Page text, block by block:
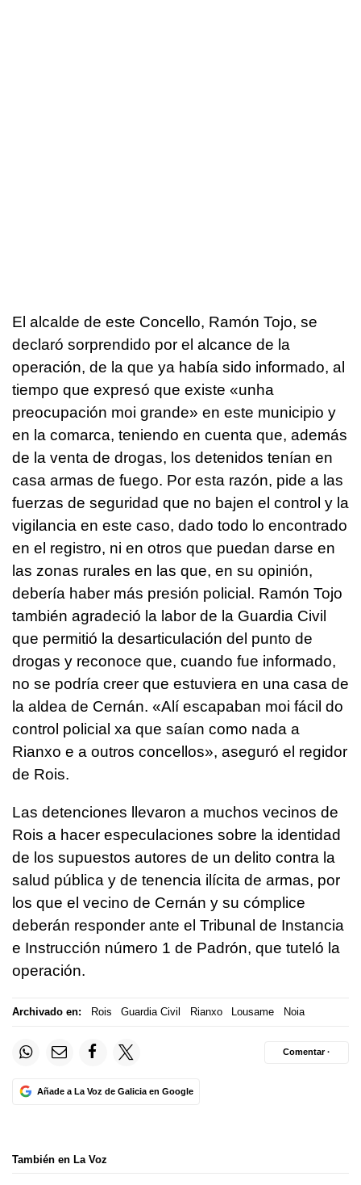
El alcalde de este Concello, Ramón Tojo, se
declaró sorprendido por el alcance de la
operación, de la que ya había sido informado, al
tiempo que expresó que existe «unha
preocupación moi grande» en este municipio y
en la comarca, teniendo en cuenta que, además
de la venta de drogas, los detenidos tenían en
casa armas de fuego. Por esta razón, pide a las
fuerzas de seguridad que no bajen el control y la
vigilancia en este caso, dado todo lo encontrado
en el registro, ni en otros que puedan darse en
las zonas rurales en las que, en su opinión,
debería haber más presión policial. Ramón Tojo
también agradeció la labor de la Guardia Civil
que permitió la desarticulación del punto de
drogas y reconoce que, cuando fue informado,
no se podría creer que estuviera en una casa de
la aldea de Cernán. «Alí escapaban moi fácil do
control policial xa que saían como nada a
Rianxo e a outros concellos», aseguró el regidor
de Rois.
Las detenciones llevaron a muchos vecinos de
Rois a hacer especulaciones sobre la identidad
de los supuestos autores de un delito contra la
salud pública y de tenencia ilícita de armas, por
los que el vecino de Cernán y su cómplice
deberán responder ante el Tribunal de Instancia
e Instrucción número 1 de Padrón, que tuteló la
operación.
Archivado en: Rois Guardia Civil Rianxo Lousame Noia
Añade a La Voz de Galicia en Google
Comentar ·
También en La Voz